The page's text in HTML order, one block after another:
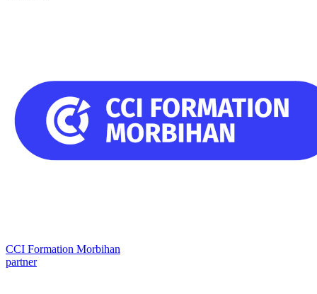
CCI Formation Morbihan
partner